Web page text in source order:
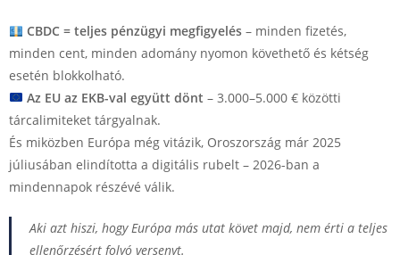
CBDC = teljes pénzügyi megfigyelés– minden fizetés,
minden cent, minden adomány nyomon követhető és kétség
esetén blokkolható.
Az EU az EKB-val együtt dönt – 3.000–5.000 € közötti
tárcalimiteket tárgyalnak.
És miközben Európa még vitázik, Oroszország már 2025
júliusában elindította a digitális rubelt – 2026-ban a
mindennapok részévé válik.
Aki azt hiszi, hogy Európa más utat követ majd, nem érti a teljes
ellenőrzésért folyó versenyt.